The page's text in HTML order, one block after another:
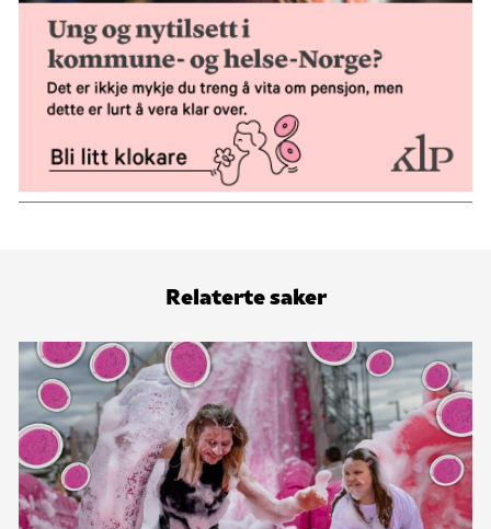
Relaterte saker